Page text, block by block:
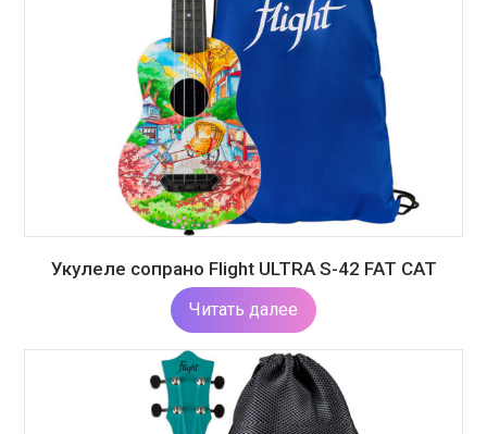
Укулеле сопрано Flight ULTRA S-42 FAT CAT
Читать далее